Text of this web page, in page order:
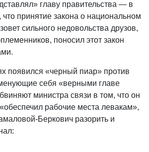
главу правительства — в
что принятие закона о национальном
сильного недовольства друзов,
поносил этот закон
появился «черный пиар» против
себя «верными главе
министра связи в том, что он
рабочие места левакам»,
Беркович разорить и